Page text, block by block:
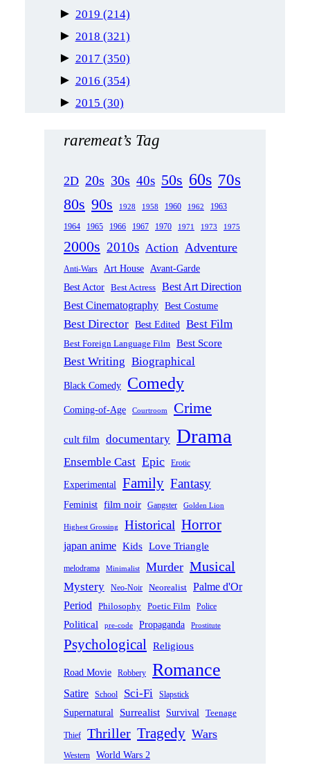
► 2019 (214)
► 2018 (321)
► 2017 (350)
► 2016 (354)
► 2015 (30)
raremeat’s Tag
2D 20s 30s 40s 50s 60s 70s
80s 90s 1928 1958 1960 1962 1963
1964 1965 1966 1967 1970 1971 1973 1975
2000s 2010s Action Adventure
Anti-Wars Art House
Avant-Garde
Best Actor Best Actress Best Art Direction
Best Cinematography Best Costume
Best Director Best Edited Best Film
Best Foreign Language Film Best Score
Best Writing Biographical
Black Comedy Comedy
Coming-of-Age Courtroom Crime
cult film documentary Drama
Ensemble Cast Epic Erotic
Experimental Family Fantasy
Feminist film noir Gangster Golden Lion
Highest Grossing Historical Horror
japan anime Kids Love Triangle
melodrama Minimalist Murder Musical
Mystery Neo-Noir Neorealist Palme d'Or
Period Philosophy Poetic Film Police
Political pre-code Propaganda Prostitute
Psychological Religious
Road Movie Robbery Romance
Satire School Sci-Fi Slapstick
Supernatural Surrealist Survival Teenage
Thief Thriller Tragedy Wars
Western World Wars 2